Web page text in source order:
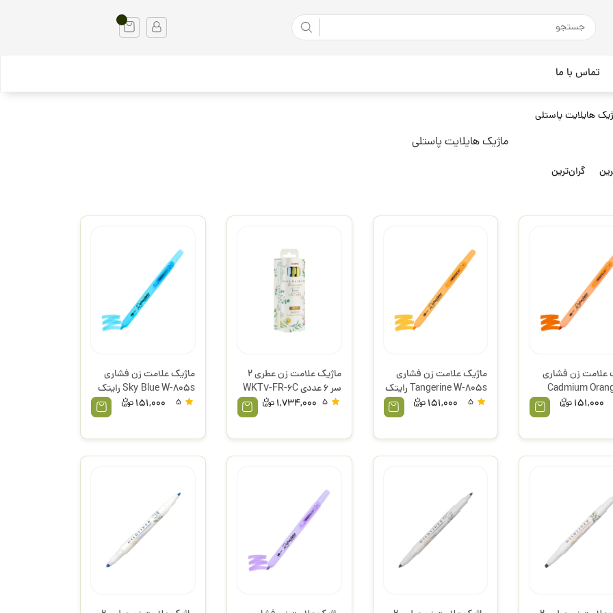
تماس با ما
هایلایت پاستلی
ماژیک هایلایت پاستلی
گران‌ترین
علامت زن فشاری
Cadmium
151,000
ماژیک علامت زن فشاری
Tangerine W-805s رایتک
151,000
ماژیک علامت زن عطری 2
سر 6 عددی WKT7-FR-6C
میدلاینر زبرا
5
1,734,000
ماژیک علامت زن فشاری
Sky Blue W-805s رایتک
5
151,000